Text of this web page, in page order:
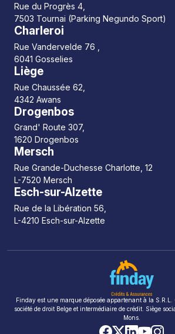
Rue du Progrès 4,
7503 Tournai (Parking Negundo Sport)
Charleroi
Rue Vandervelde 76 ,
6041 Gosselies
Liège
Rue Chaussée 62,
4342 Awans
Drogenbos
Grand' Route 307,
1620 Drogenbos
Mersch
Rue Grande-Duchesse Charlotte, 12
L-7520 Mersch
Esch-sur-Alzette
Rue de la Libération 56,
L-4210 Esch-sur-Alzette
Finday est une marque déposée appartenant à la S.R.L.
société de droit Belge et intermédiaire de crédit. Siège
Mons.